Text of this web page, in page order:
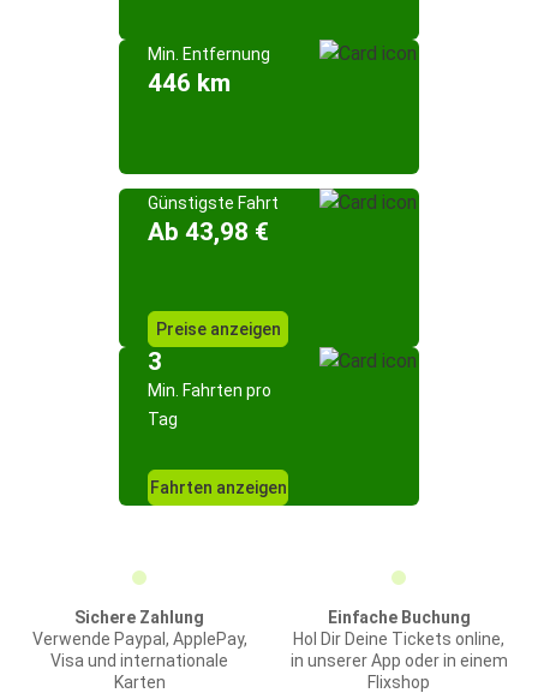
Min. Entfernung
446 km
Günstigste Fahrt
Ab 43,98 €
Preise anzeigen
3
Min. Fahrten pro
Tag
Fahrten anzeigen
Sichere Zahlung
Verwende Paypal, ApplePay,
Visa und internationale
Karten
Einfache Buchung
Hol Dir Deine Tickets online,
in unserer App oder in einem
Flixshop